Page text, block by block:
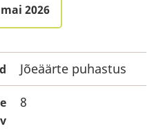
2026
Jõeäärte puhastus
8